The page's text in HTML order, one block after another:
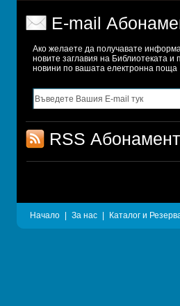
E-mail
Ако желаете да получавате
новите заглавия на Библиотеката и
новини по вашата електронна поща
RSS Абонамент
Начало За нас Каталог и